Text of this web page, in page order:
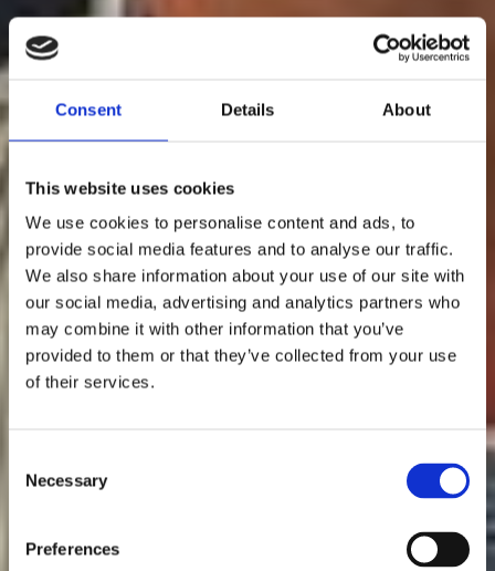
Consent Details About
This website uses cookies
We use cookies to personalise content and ads, to
provide social media features and to analyse our traffic.
We also share information about your use of our site with
our social media, advertising and analytics partners who
may combine it with other information that you’ve
provided to them or that they’ve collected from your use
of their services.
Selection
Necessary
Preferences